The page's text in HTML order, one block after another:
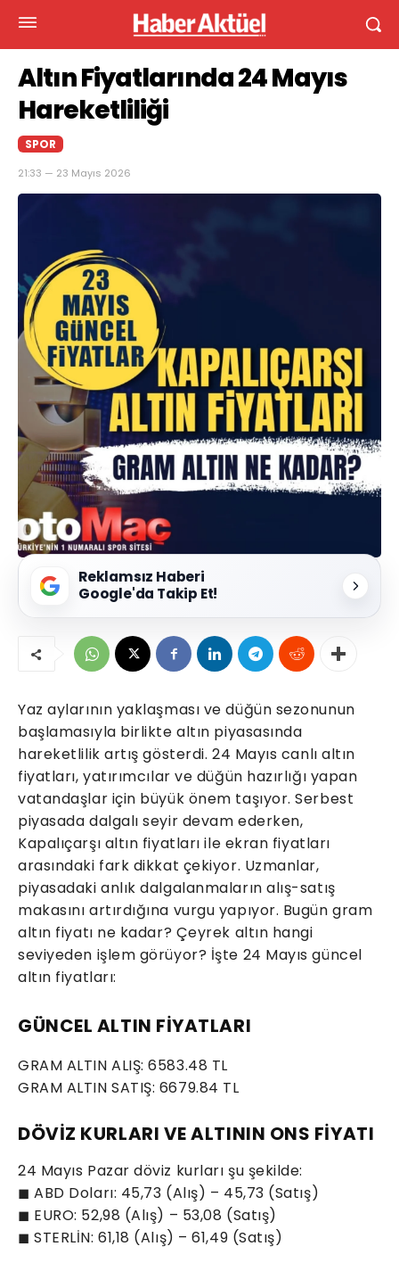
Altın Fiyatlarında 24 Mayıs
Hareketliliği
SPOR
21:33 — 23 Mayıs 2026
Reklamsız Haberi
Google'da Takip Et!
Yaz aylarının yaklaşması ve düğün sezonunun
başlamasıyla birlikte altın piyasasında
hareketlilik artış gösterdi. 24 Mayıs canlı altın
fiyatları, yatırımcılar ve düğün hazırlığı yapan
vatandaşlar için büyük önem taşıyor. Serbest
piyasada dalgalı seyir devam ederken,
Kapalıçarşı altın fiyatları ile ekran fiyatları
arasındaki fark dikkat çekiyor. Uzmanlar,
piyasadaki anlık dalgalanmaların alış-satış
makasını artırdığına vurgu yapıyor. Bugün gram
altın fiyatı ne kadar? Çeyrek altın hangi
seviyeden işlem görüyor? İşte 24 Mayıs güncel
altın fiyatları:
GÜNCEL ALTIN FİYATLARI
GRAM ALTIN ALIŞ: 6583.48 TL
GRAM ALTIN SATIŞ: 6679.84 TL
DÖVİZ KURLARI VE ALTININ ONS FİYATI
24 Mayıs Pazar döviz kurları şu şekilde:
◼ ABD Doları: 45,73 (Alış) – 45,73 (Satış)
◼ EURO: 52,98 (Alış) – 53,08 (Satış)
◼ STERLİN: 61,18 (Alış) – 61,49 (Satış)